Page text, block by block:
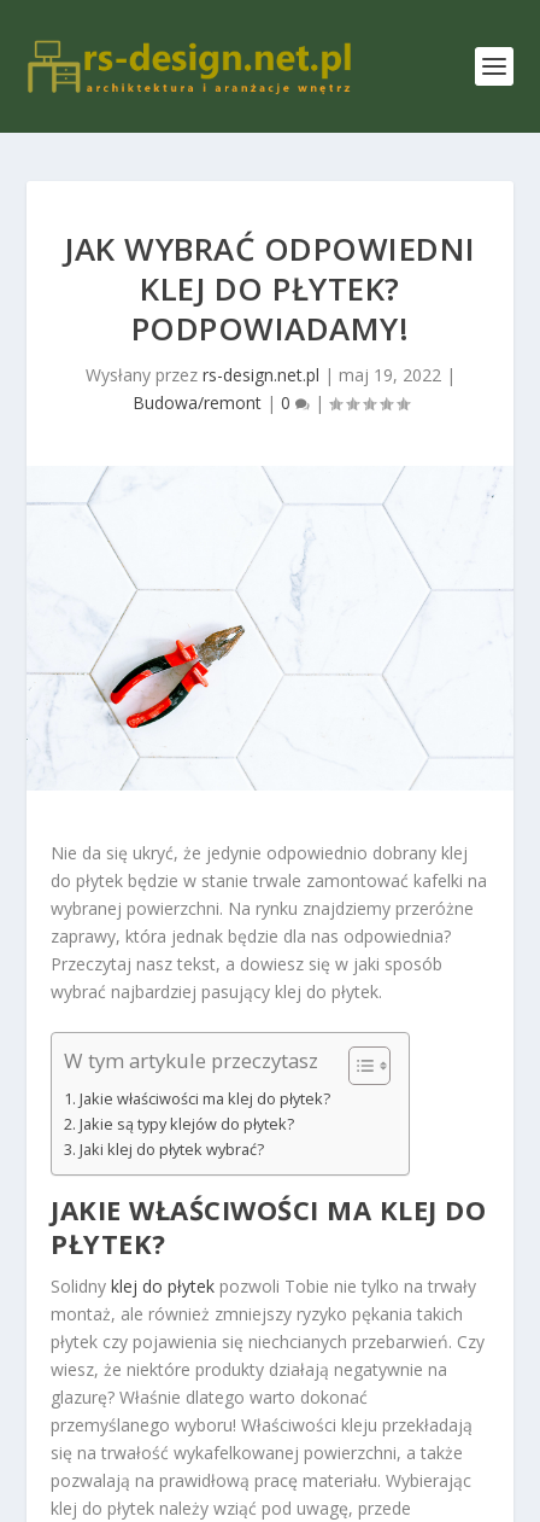
JAK WYBRAĆ ODPOWIEDNI
KLEJ DO PŁYTEK?
PODPOWIADAMY!
Wysłany przez rs-design.net.pl | maj 19, 2022|
Budowa/remont| 0 |
Nie da się ukryć, że jedynie odpowiednio dobrany klej
do płytek będzie w stanie trwale zamontować kafelki na
wybranej powierzchni. Na rynku znajdziemy przeróżne
zaprawy, która jednak będzie dla nas odpowiednia?
Przeczytaj nasz tekst, a dowiesz się w jaki sposób
wybrać najbardziej pasujący klej do płytek.
W tym artykule przeczytasz
Jakie właściwości ma klej do płytek?
Jakie są typy klejów do płytek?
Jaki klej do płytek wybrać?
JAKIE WŁAŚCIWOŚCI MA KLEJ DO
PŁYTEK?
Solidnyklej do płytek pozwoli Tobie nie tylko na trwały
montaż, ale również zmniejszy ryzyko pękania takich
płytek czy pojawienia się niechcianych przebarwień. Czy
wiesz, że niektóre produkty działają negatywnie na
glazurę? Właśnie dlatego warto dokonać
przemyślanego wyboru! Właściwości kleju przekładają
się na trwałość wykafelkowanej powierzchni, a także
pozwalają na prawidłową pracę materiału. Wybierając
klej do płytek należy wziąć pod uwagę, przede